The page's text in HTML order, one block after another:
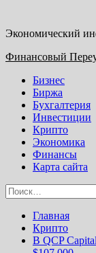
Экономический
Основное
Финансовый
Бизнес
Биржа
Бухгалтерия
Инвестиции
Крипто
Экономика
Финансы
Карта сайта
Найти:
Главная
Крипто
В QCP